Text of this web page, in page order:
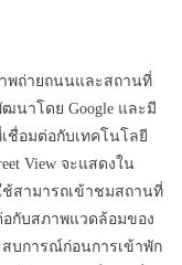
าพถ่ายถนนและสถานที่
นาโดย Google และมี
ชื่อมต่อกับเทคโนโลยี
View จะแสดงใน
ช้สามารถเข้าชมสถานที่
อกับสภาพแวดล้อมของ
บการณ์ก่อนการเข้าพัก